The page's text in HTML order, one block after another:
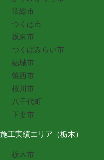
常総市
つくば市
坂東市
つくばみらい市
結城市
筑西市
桜川市
八千代町
下妻市
施工実績エリア（栃木）
栃木市